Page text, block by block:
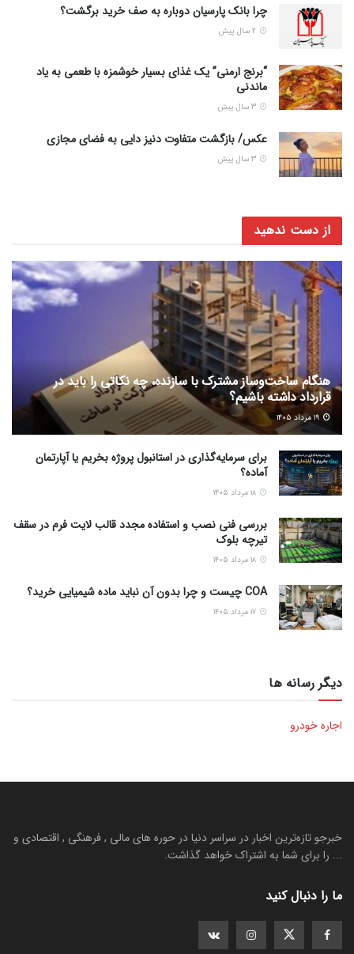
چرا بانک پارسیان دوباره به صف خرید برگشت؟
“برنج ارمنی” یک غذای بسیار خوشمزه با طعمی به یاد
ماندنی
عکس/ بازگشت متفاوت دنیز دایی به فضای مجازی
از دست ندهید
هنگام ساخت‌وساز مشترک با سازنده، چه نکاتی را باید در
قرارداد داشته باشیم؟
برای سرمایه‌گذاری در استانبول پروژه بخریم یا آپارتمان
آماده؟
بررسی فنی نصب و استفاده مجدد قالب لایت فرم در سقف
تیرچه بلوک
COA چیست و چرا بدون آن نباید ماده شیمیایی خرید؟
دیگر رسانه ها
اجاره خودرو
خبرجو تازه‌ترین اخبار در سراسر دنیا در حوره های مالی , فرهنگی , اقتصادی و
... را برای شما به اشتراک خواهد گذاشت.
ما را دنبال کنید